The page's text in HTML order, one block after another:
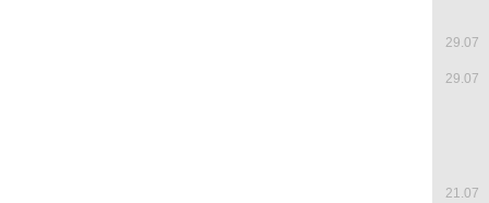
29.07
29.07
21.07